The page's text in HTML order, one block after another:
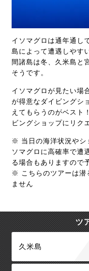
イソマグロは通年通し
島によって遭遇しやす
間諸島は冬、久米島と
そうです。
イソマグロが見たい場
が得意なダイビングシ
えてもらうのがベスト
ビングショップにリク
※ 当日の海洋状況やシ
ソマグロに高確率で遭
る場合もありますので
※ こちらのツアーは潜
ません
ツ
久米島